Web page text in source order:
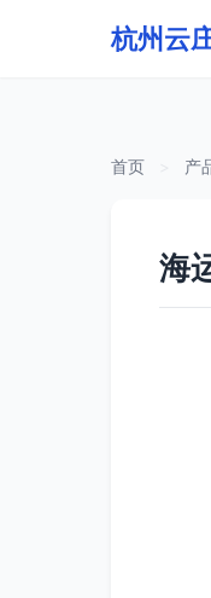
杭州云
首页 产
海